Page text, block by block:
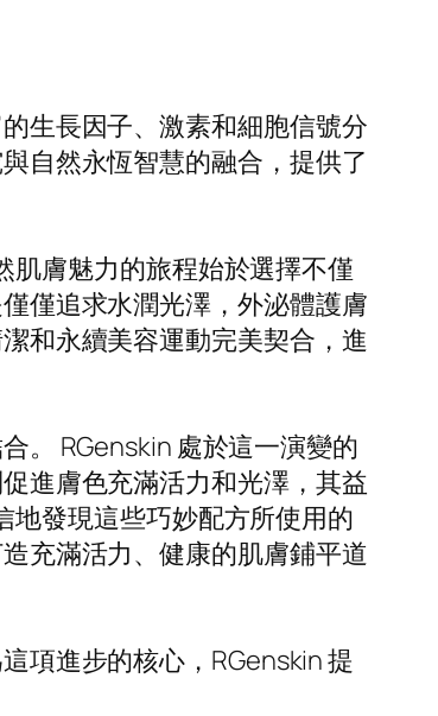
生長因子、激素和細胞信號分
自然永恆智慧的融合，提供了
肌膚魅力的旅程始於選擇不僅
僅追求水潤光澤，外泌體護膚
和永續美容運動完美契合，進
。 RGenskin 處於這一演變的
進膚色充滿活力和光澤，其益
地發現這些巧妙配方所使用的
充滿活力、健康的肌膚鋪平道
項進步的核心，RGenskin 提